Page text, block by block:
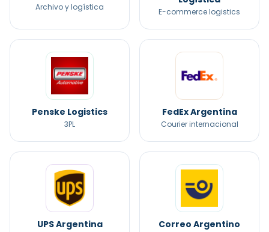
Archivo y logística E-commerce logistics
Penske Logistics
3PL
FedEx Argentina
Courier internacional
UPS Argentina Correo Argentino